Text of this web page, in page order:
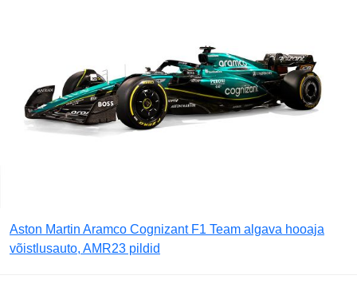
Aston Martin Aramco Cognizant F1 Team algava hooaja
võistlusauto, AMR23 pildid